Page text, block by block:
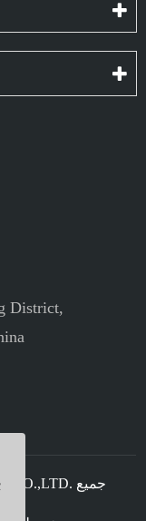
District,
CO.,LTD.